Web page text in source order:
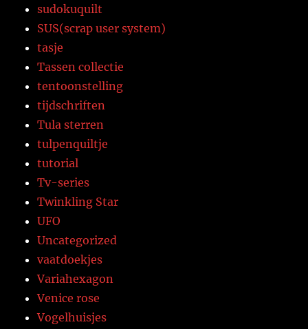
sudokuquilt
SUS(scrap user system)
tasje
Tassen collectie
tentoonstelling
tijdschriften
Tula sterren
tulpenquiltje
tutorial
Tv-series
Twinkling Star
UFO
Uncategorized
vaatdoekjes
Variahexagon
Venice rose
Vogelhuisjes